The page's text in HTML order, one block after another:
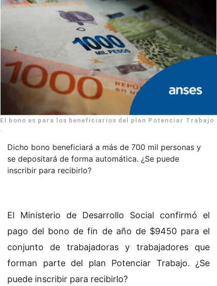
El bono es para los beneficiarios del plan Potenciar Trabajo
.
Dicho bono beneficiará a más de 700 mil personas y
se depositará de forma automática. ¿Se puede
inscribir para recibirlo?
El Ministerio de Desarrollo Social confirmó el
pago del bono de fin de año de $9450 para el
conjunto de trabajadoras y trabajadores que
forman parte del plan Potenciar Trabajo. ¿Se
puede inscribir para recibirlo?